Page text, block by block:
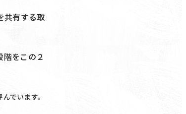
共有する取
をこの２
でいます。